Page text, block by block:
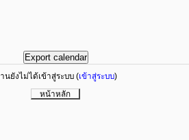
นยังไม่ได้เข้าสู่ระบบ (เข้าสู่ระบบ)
หน้าหลัก